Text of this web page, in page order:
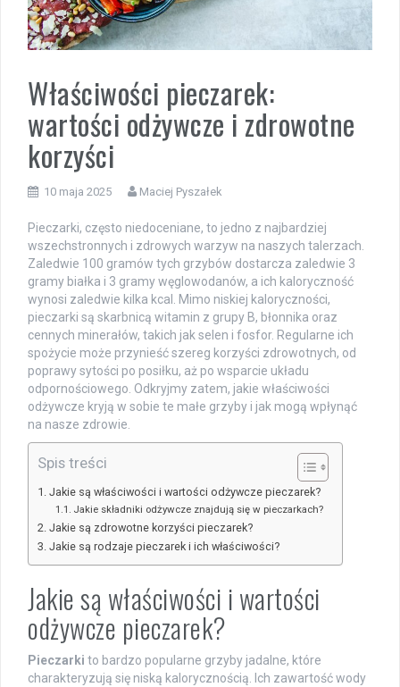
Właściwości pieczarek:
wartości odżywcze i zdrowotne
korzyści
10 maja 2025 Maciej Pyszałek
Pieczarki, często niedoceniane, to jedno z najbardziej
wszechstronnych i zdrowych warzyw na naszych talerzach.
Zaledwie 100 gramów tych grzybów dostarcza zaledwie 3
gramy białka i 3 gramy węglowodanów, a ich kaloryczność
wynosi zaledwie kilka kcal. Mimo niskiej kaloryczności,
pieczarki są skarbnicą witamin z grupy B, błonnika oraz
cennych minerałów, takich jak selen i fosfor. Regularne ich
spożycie może przynieść szereg korzyści zdrowotnych, od
poprawy sytości po posiłku, aż po wsparcie układu
odpornościowego. Odkryjmy zatem, jakie właściwości
odżywcze kryją w sobie te małe grzyby i jak mogą wpłynąć
na nasze zdrowie.
Spis treści
Jakie są właściwości i wartości odżywcze pieczarek?
Jakie składniki odżywcze znajdują się w pieczarkach?
Jakie są zdrowotne korzyści pieczarek?
Jakie są rodzaje pieczarek i ich właściwości?
Jakie są właściwości i wartości
odżywcze pieczarek?
Pieczarki to bardzo popularne grzyby jadalne, które
charakteryzują się niską kalorycznością. Ich zawartość wody